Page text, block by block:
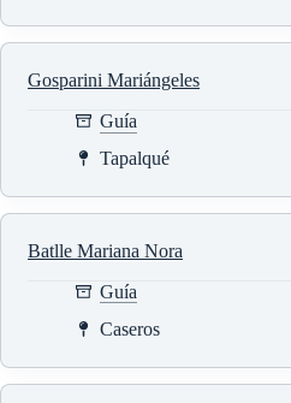
Gosparini Mariángeles
Guía
Tapalqué
Batlle Mariana Nora
Guía
Caseros